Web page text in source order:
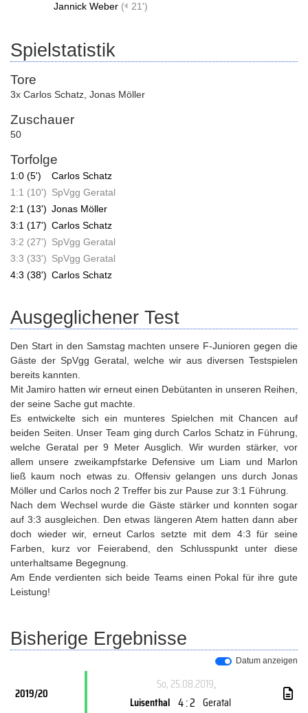
Jannick Weber ( 21')
Spielstatistik
Tore
3x Carlos Schatz Jonas Möller
Zuschauer
50
Torfolge
1:0 (5')
Carlos Schatz
1:1 (10') SpVgg Geratal
2:1 (13') Jonas Möller
3:1 (17') Carlos Schatz
3:2 (27') SpVgg Geratal
3:3 (33') SpVgg Geratal
4:3 (38') Carlos Schatz
Ausgeglichener Test
Den Start in den Samstag machten unsere F-Junioren gegen die
Gäste der SpVgg Geratal, welche wir aus diversen Testspielen
bereits kannten.
Mit Jamiro hatten wir erneut einen Debütanten in unseren Reihen,
der seine Sache gut machte.
Es entwickelte sich ein munteres Spielchen mit Chancen auf
beiden Seiten. Unser Team ging durch Carlos Schatz in Führung,
welche Geratal per 9 Meter Ausglich. Wir wurden stärker, vor
allem unsere zweikampfstarke Defensive um Liam und Marlon
ließ kaum noch etwas zu. Offensiv gelangen uns durch Jonas
Möller und Carlos noch 2 Treffer bis zur Pause zur 3:1 Führung.
Nach dem Wechsel wurde die Gäste stärker und konnten sogar
auf 3:3 ausgleichen. Den etwas längeren Atem hatten dann aber
doch wieder wir, erneut Carlos setzte mit dem 4:3 für seine
Farben, kurz vor Feierabend, den Schlusspunkt unter diese
unterhaltsame Begegnung.
Am Ende verdienten sich beide Teams einen Pokal für ihre gute
Leistung!
Bisherige Ergebnisse
Datum anzeigen
2019/20
So, 25.08.2019,
Luisenthal 4 : 2 Geratal